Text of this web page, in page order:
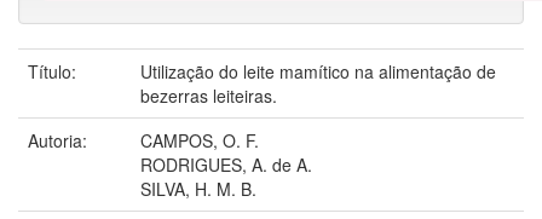
Título:
Utilização do leite mamítico na alimentação de
bezerras leiteiras.
Autoria:
CAMPOS, O. F.
RODRIGUES, A. de A.
SILVA, H. M. B.